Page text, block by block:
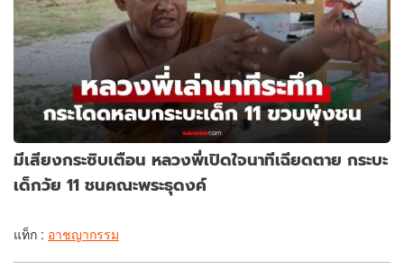
มีเสียงกระซิบเตือน หลวงพี่เปิดใจนาทีเฉียดตาย กระบะ
เด็กวัย 11 ชนคณะพระธุดงค์
แท็ก : อาชญากรรม